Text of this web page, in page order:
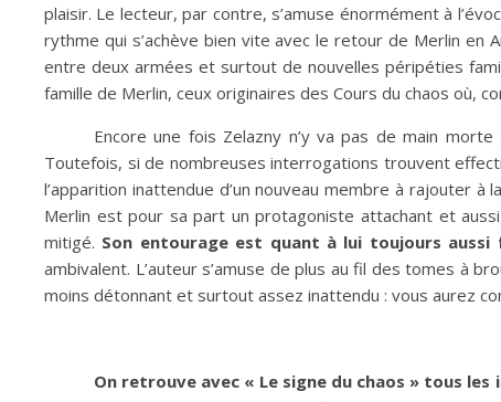
plaisir. Le lecteur, par contre, s’amuse énormément à
rythme qui s’achève bien vite avec le retour de Merlin en
entre deux armées et surtout de nouvelles péripéties
famille de Merlin, ceux originaires des Cours du chaos où,
Encore une fois Zelazny n’y va pas de main morte
Toutefois, si de nombreuses interrogations trouvent
l’apparition inattendue d’un nouveau membre à rajouter
Merlin est pour sa part un protagoniste attachant et
mitigé. Son entourage est quant à lui toujours aussi
ambivalent. L’auteur s’amuse de plus au fil des tomes à
moins détonnant et surtout assez inattendu : vous aurez
On retrouve avec « Le signe du chaos » tous